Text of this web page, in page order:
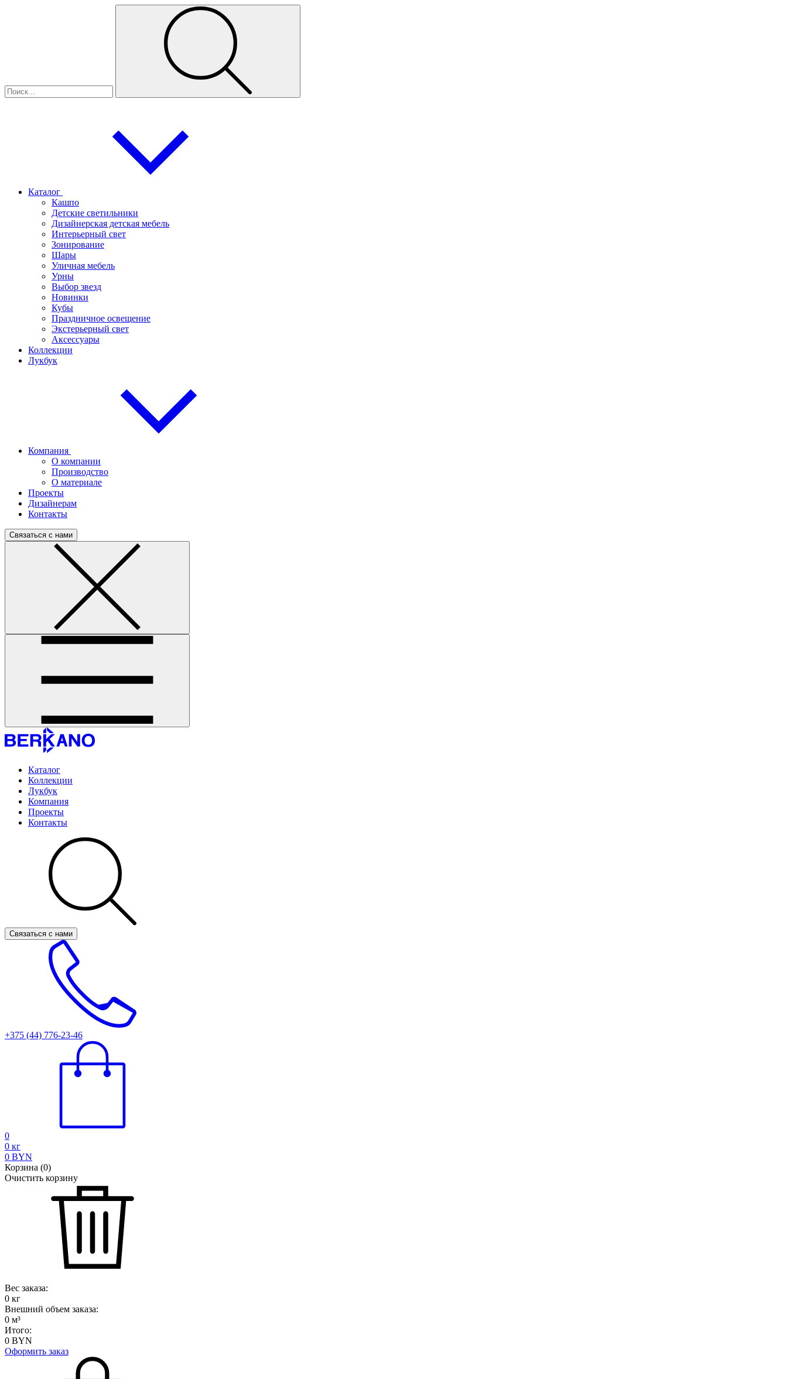
Каталог
Кашпо
Детские светильники
Дизайнерская детская мебель
Интерьерный свет
Зонирование
Шары
Уличная мебель
Урны
Выбор звезд
Новинки
Кубы
Праздничное освещение
Экстерьерный свет
Аксессуары
Коллекции
Лукбук
Компания
О компании
Производство
О материале
Проекты
Дизайнерам
Контакты
Связаться с нами
Каталог
Коллекции
Лукбук
Компания
Проекты
Контакты
Связаться с нами
+375 (44) 776-23-46
0
0 кг
0 BYN
Корзина (0)
Очистить корзину
Вес заказа:
0 кг
Внешний объем заказа:
0 м³
Итого:
0 BYN
Оформить заказ